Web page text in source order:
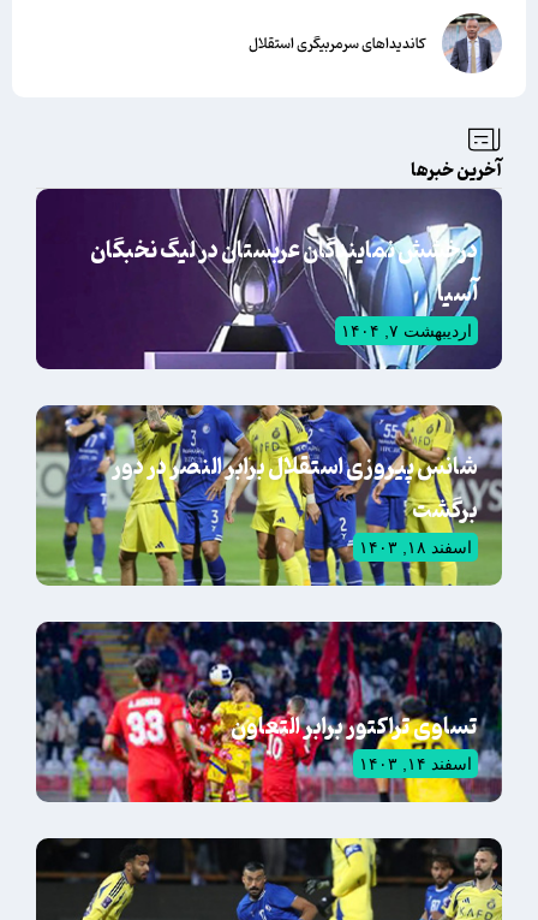
کاندیداهای سرمربیگری استقلال
آخرین خبرها
درخشش نمایندگان عربستان در لیگ نخبگان
آسیا
اردیبهشت ۷, ۱۴۰۴
شانس پیروزی استقلال برابر النصر در دور
برگشت
اسفند ۱۸, ۱۴۰۳
تساوی تراکتور برابر التعاون
اسفند ۱۴, ۱۴۰۳